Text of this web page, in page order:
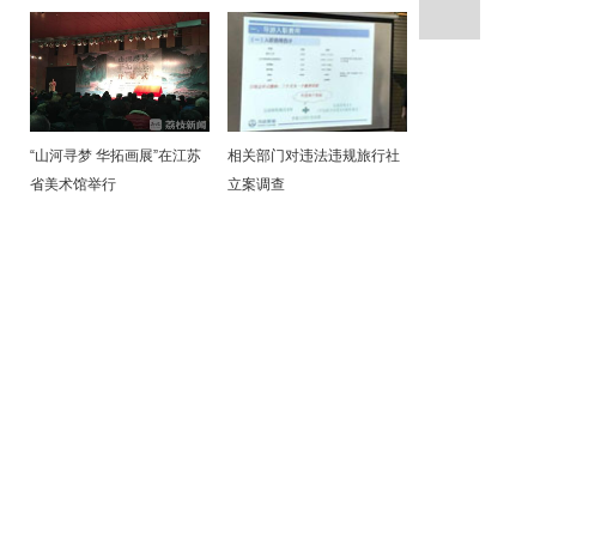
约谈
“山河寻梦 华拓画展”在江苏
省美术馆举行
相关部门对违法违规旅行社
立案调查